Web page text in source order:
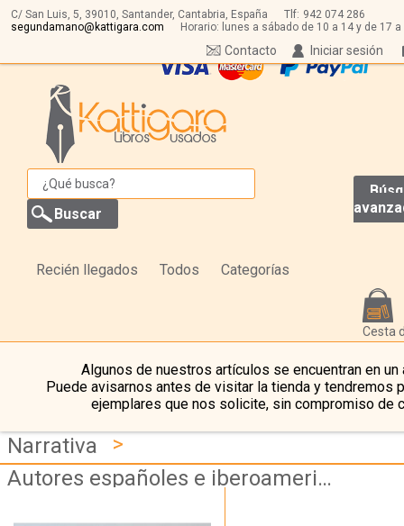
C/ San Luis, 5, 39010, Santander, Cantabria, España Tlf: 942 074 286
segundamano@kattigara.com
Horario: lunes a sábado de 10 a 14 y de 17 a
Iniciar sesión
Contacto
Recién llegados Todos Categorías
Cesta
Algunos de nuestros artículos se encuentran en un
Puede avisarnos antes de visitar la tienda y tendremos
ejemplares que nos solicite, sin compromiso de
Narrativa
>
Autores españoles e iberoamericanos